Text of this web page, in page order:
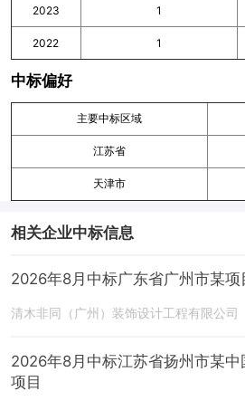
2023 1
2022 1
中标偏好
主要中标区域
江苏省
天津市
相关企业中标信息
2026年8月中标广东省广州市某项
清木非同（广州）装饰设计工程有限公司
2026年8月中标江苏省扬州市某
项目